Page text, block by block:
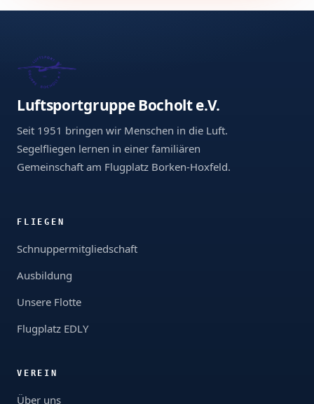
Luftsportgruppe Bocholt e.V.
Seit 1951 bringen wir Menschen in die Luft.
Segelfliegen lernen in einer familiären
Gemeinschaft am Flugplatz Borken-Hoxfeld.
FLIEGEN
Schnuppermitgliedschaft
Ausbildung
Unsere Flotte
Flugplatz EDLY
VEREIN
Über uns